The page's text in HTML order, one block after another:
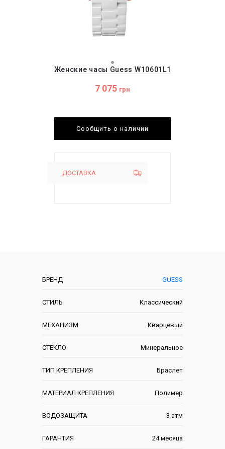
Женские часы Guess W10601L1
7 075 грн
Сообщить о наличии
ДОСТАВКА
БРЕНД GUESS
СТИЛЬ Классический
МЕХАНИЗМ Кварцевый
СТЕКЛО Минеральное
ТИП КРЕПЛЕНИЯ Браслет
МАТЕРИАЛ КРЕПЛЕНИЯ Полимер
ВОДОЗАЩИТА 3 атм
ГАРАНТИЯ 24 месяца